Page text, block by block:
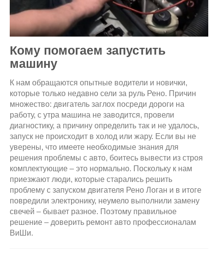
Кому помогаем запустить
машину
К нам обращаются опытные водители и новички,
которые только недавно сели за руль Рено. Причин
множество: двигатель заглох посреди дороги на
работу, с утра машина не заводится, провели
диагностику, а причину определить так и не удалось,
запуск не происходит в холод или жару. Если вы не
уверены, что имеете необходимые знания для
решения проблемы с авто, боитесь вывести из строя
комплектующие – это нормально. Поскольку к нам
приезжают люди, которые старались решить
проблему с запуском двигателя Рено Логан и в итоге
повредили электронику, неумело выполнили замену
свечей – бывает разное. Поэтому правильное
решение – доверить ремонт авто профессионалам
ВиШи.